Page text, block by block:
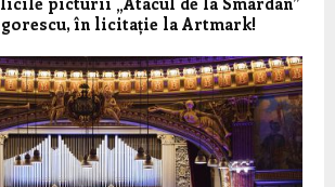
în licitație la Artmark!